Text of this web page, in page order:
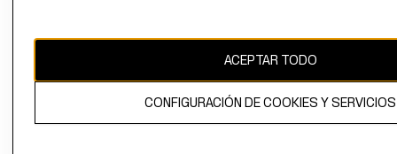
El contenido de esta página web está protegido por copyright y es
propiedad de H&M Hennes & Mauritz AB.
ACEPTAR TODO
CONFIGURACIÓN DE COOKIES Y SERVICIOS